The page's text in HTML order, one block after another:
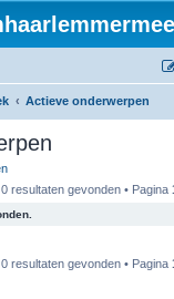
Actieve onderwerpen
resultaten gevonden • Pagina
resultaten gevonden • Pagina